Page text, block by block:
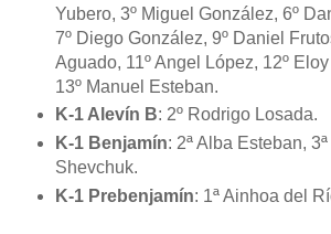
Yubero, 3º Miguel González, 6º
7º Diego González, 9º Daniel
Aguado, 11º Angel López, 12º
13º Manuel Esteban.
K-1 Alevín B: 2º Rodrigo Losada.
K-1 Benjamín: 2ª Alba Esteban,
Shevchuk.
K-1 Prebenjamín: 1ª Ainhoa del